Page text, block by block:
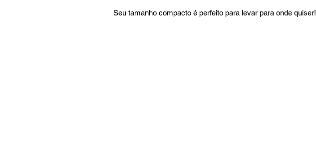
Seu tamanho compacto é perfeito para levar para onde quiser!